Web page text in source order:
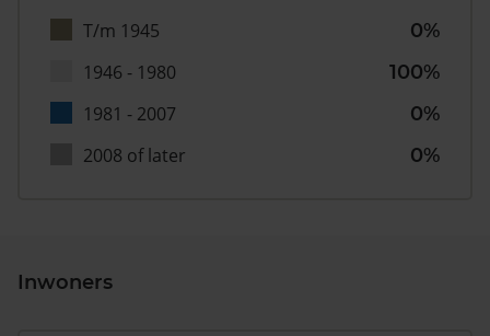
T/m 1945
0%
1946 - 1980
100%
1981 - 2007
0%
2008 of later
0%
Inwoners